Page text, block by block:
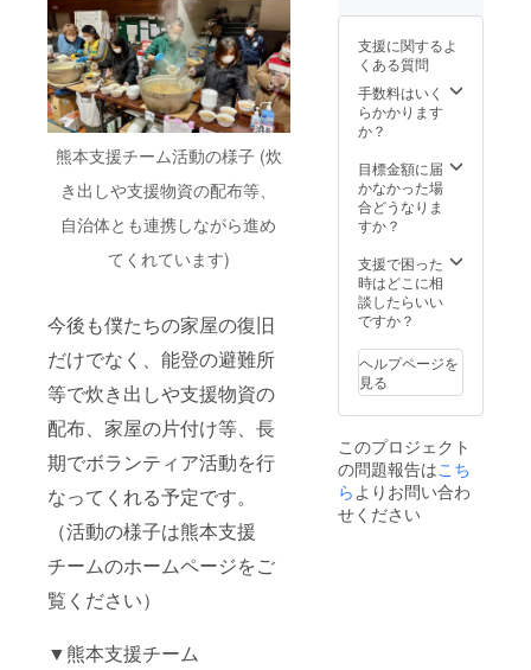
熊本支援チーム活動の様子 (炊
き出しや支援物資の配布等、
自治体とも連携しながら進め
てくれています)
今後も僕たちの家屋の復旧
だけでなく、能登の避難所
等で炊き出しや支援物資の
配布、家屋の片付け等、長
期でボランティア活動を行
なってくれる予定です。
（活動の様子は熊本支援
チームのホームページをご
覧ください）
▼熊本支援チーム
容量：
200g ②
お礼の
メール
CAMPF
IREの
機能よ
りご支
援のお
送りし
ます
る場所
へ届け
ていき
ます。
▼本田
屋本店
ndaya.j
p/
お米
いいの
田゛』
を5キロ
避難所
にお届
す。 本
プロ
ジェク
トのサ
を行
なって
いる熊
本支援
がお米
を受け
取り、
必要と
る場所
へ届け
ていき
ます。
▼本田
支援に関するよ
くある質問
手数料はいく
らかかります
か？
目標金額に届
かなかった場
合どうなりま
すか？
支援で困った
時はどこに相
談したらいい
ですか？
ヘルプページを
見る
このプロジェクト
の問題報告はこち
ら よりお問い合わ
せください